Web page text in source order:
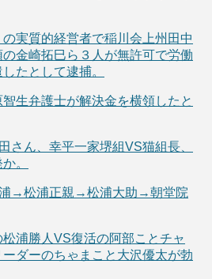
実質的経営者で稲川会上州田中
金崎拓巳ら３人が無許可で労働
たとして逮捕。
生弁護士が解決金を横領したと
さん、幸平一家堺組VS猫組長、
。
→松浦正親→松浦大助→朝堂院
浦勝人VS復活の阿部ことチャ
ダーのちゃまこと大沢優太が勃